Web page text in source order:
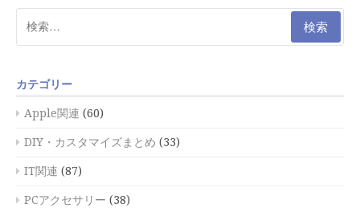
索:
カテゴリー
Apple関連 (60)
DIY・カスタマイズまとめ (33)
IT関連 (87)
PCアクセサリー (38)